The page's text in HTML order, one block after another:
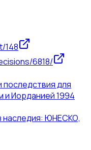
148
6818/
для
и Иорданией 1994
наследия: ЮНЕСКО,